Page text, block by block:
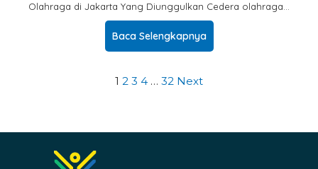
Olahraga di Jakarta Yang Diunggulkan Cedera olahraga…
Baca Selengkapnya
1 2 3 4 … 32 Next